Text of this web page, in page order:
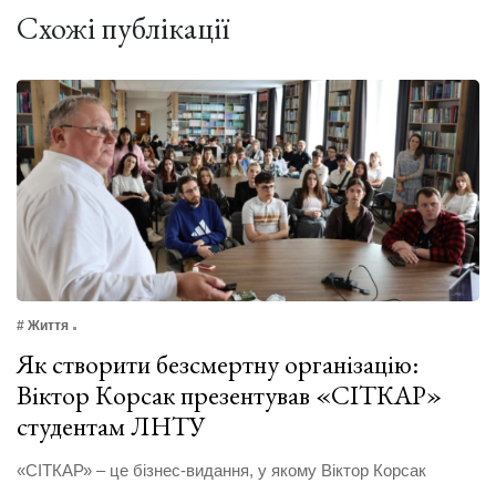
Схожі публікації
# Життя
Як створити безсмертну організацію:
Віктор Корсак презентував «СІТКАР»
студентам ЛНТУ
«СІТКАР» – це бізнес-видання, у якому Віктор Корсак